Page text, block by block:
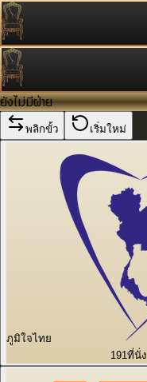
ยังไม่มีฝ่าย
พลิกขั้ว เริ่มใหม่
ภูมิใจไทย
191ที่นั่ง